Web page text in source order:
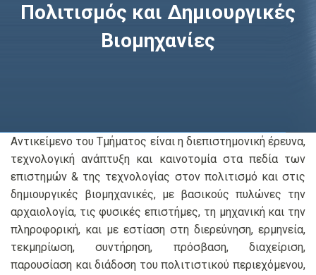
Πολιτισμός και Δημιουργικές
Βιομηχανίες
Αντικείμενο του Τμήματος είναι η διεπιστημονική έρευνα,
τεχνολογική ανάπτυξη και καινοτομία στα πεδία των
επιστημών & της τεχνολογίας στον πολιτισμό και στις
δημιουργικές βιομηχανικές, με βασικούς πυλώνες την
αρχαιολογία, τις φυσικές επιστήμες, τη μηχανική και την
πληροφορική, και με εστίαση στη διερεύνηση, ερμηνεία,
τεκμηρίωση, συντήρηση, πρόσβαση, διαχείριση,
παρουσίαση και διάδοση του πολιτιστικού περιεχόμενου,